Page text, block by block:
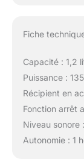
Fiche
Capacité : 1,2
Puissance :
Récipient en
Fonction arrêt
Niveau sonore
Autonomie : 1